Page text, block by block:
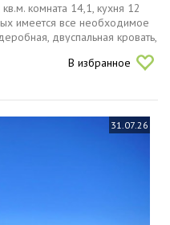
комната 14,1, кухня 12
имеется все необходимое
двуспальная кровать,
комод, кухонный
В избранное
31.07.26